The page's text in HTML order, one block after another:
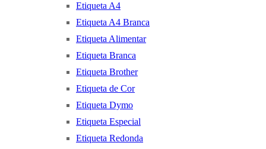
Etiqueta A4
Etiqueta A4 Branca
Etiqueta Alimentar
Etiqueta Branca
Etiqueta Brother
Etiqueta de Cor
Etiqueta Dymo
Etiqueta Especial
Etiqueta Redonda